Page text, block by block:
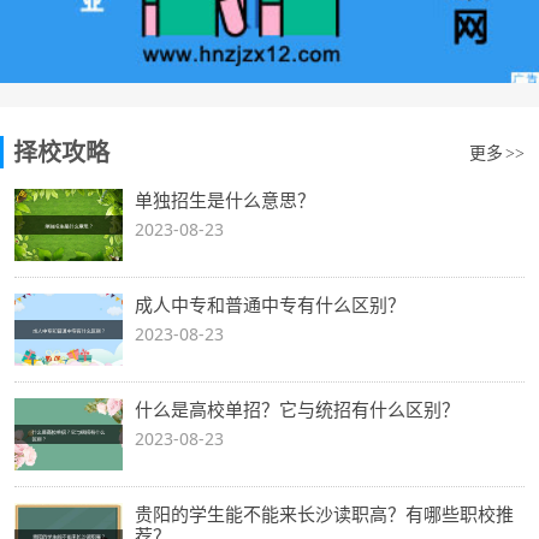
择校攻略 更多 >>
单独招生是什么意思？
2023-08-23
成人中专和普通中专有什么区别？
2023-08-23
什么是高校单招？它与统招有什么区别？
2023-08-23
贵阳的学生能不能来长沙读职高？有哪些职校推